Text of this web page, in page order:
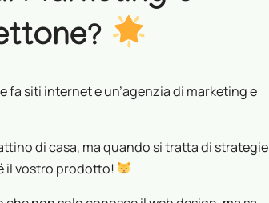
siti internet e un’agenzia di marketing e
di casa, ma quando si tratta di strategie
il vostro prodotto!